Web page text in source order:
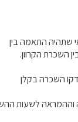
שתהיה התאמה בין
השכרת הקרוון.
השכרה בקלן
וההמראה לשעות